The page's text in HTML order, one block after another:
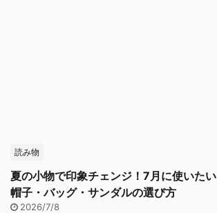
読み物
夏の小物で印象チェンジ！7月に使いたい
帽子・バッグ・サンダルの選び方
2026/7/8